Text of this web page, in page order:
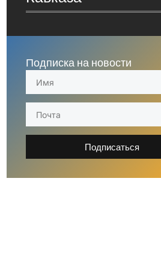
Подписка на новости
Подписаться